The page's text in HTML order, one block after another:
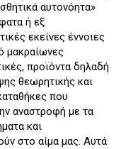
αυτονόητα»
ή εξ
εκείνες έννοιες
μακραίωνες
προϊόντα δηλαδή
θεωρητικής και
που
αναστροφή με τα
και
στο αίμα μας. Αυτά